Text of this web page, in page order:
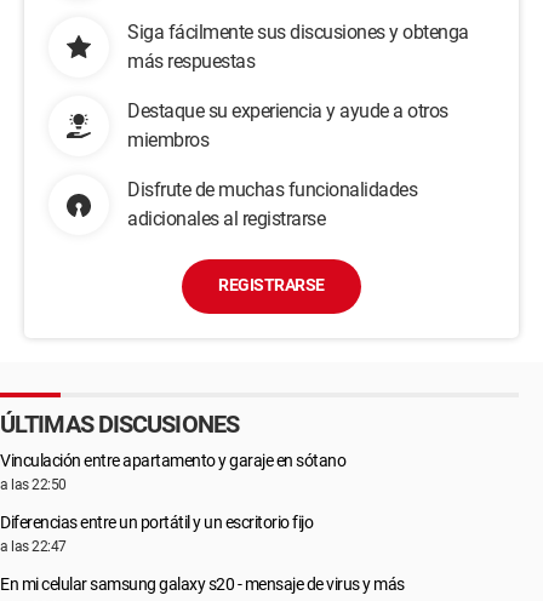
Siga fácilmente sus discusiones y obtenga
más respuestas
Destaque su experiencia y ayude a otros
miembros
Disfrute de muchas funcionalidades
adicionales al registrarse
REGISTRARSE
ÚLTIMAS DISCUSIONES
Vinculación entre apartamento y garaje en sótano
a las 22:50
Diferencias entre un portátil y un escritorio fijo
a las 22:47
En mi celular samsung galaxy s20 - mensaje de virus y más